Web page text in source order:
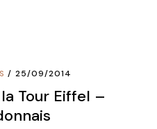
25/09/2014
Tour Eiffel –